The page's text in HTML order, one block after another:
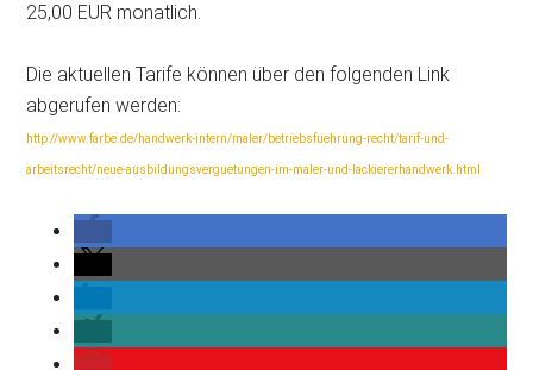
25,00 EUR monatlich.
Die aktuellen Tarife können über den folgenden Link
abgerufen werden:
http://www.farbe.de/handwerk-intern/maler/betriebsfuehrung-recht/tarif-und-
arbeitsrecht/neue-ausbildungsverguetungen-im-maler-und-lackiererhandwerk.html